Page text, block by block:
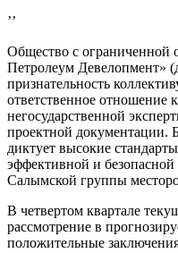
’’
Общество с ограниченной
Петролеум Девелопмент»
признательность
ответственное отношение
негосударственной
проектной документации.
диктует высокие
эффективной и
Салымской группы
В четвертом квартале
рассмотрение в
положительные